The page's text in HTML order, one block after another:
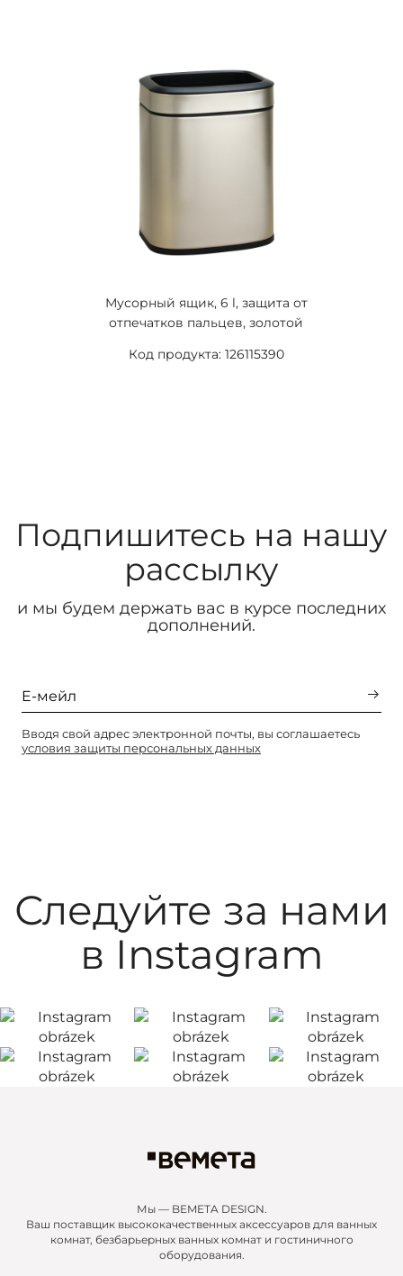
Мусорный ящик, 6 l, защита от
отпечатков пальцев, золотой
Код продукта: 126115390
Подпишитесь на нашу
рассылку
и мы будем держать вас в курсе последних
дополнений.
Вводя свой адрес электронной почты, вы соглашаетесь
условия защиты персональных данных
Следуйте за нами
в Instagram
Мы — BEMETA DESIGN.
Ваш поставщик высококачественных аксессуаров для ванных
комнат, безбарьерных ванных комнат и гостиничного
оборудования.